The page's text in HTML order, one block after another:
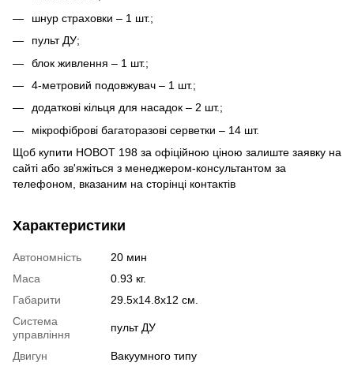
шнур страховки – 1 шт.;
пульт ДУ;
блок живлення – 1 шт.;
4-метровий подовжувач – 1 шт.;
додаткові кільця для насадок – 2 шт.;
мікрофіброві багаторазові серветки – 14 шт.
Щоб купити HOBOT 198 за офіційною ціною залиште заявку на
сайті або зв'яжіться з менеджером-консультантом за
телефоном, вказаним на сторінці контактів
Характеристики
Автономність
20 мин
Маса
0.93 кг.
Габарити
29.5х14.8х12 см.
Система
управління
пульт ДУ
Двигун
Вакуумного типу